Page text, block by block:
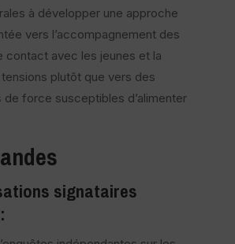
à développer une approche
vers l’accompagnement des
contact avec les jeunes et la
plutôt que vers des
de force susceptibles d’alimenter
signataires